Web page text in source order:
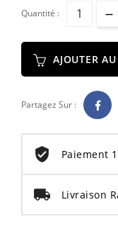
Quantité :
AJOUTER
Partagez Sur :
Paiement
Livraison